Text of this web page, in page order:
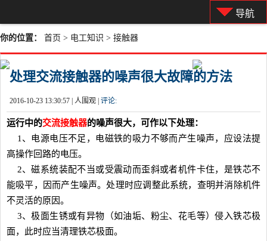
导航
你的位置： 首页 > 电工知识 > 接触器
处理交流接触器的噪声很大故障的方法
2016-10-23 13:30:57 | 人围观 | 评论:
运行中的交流接触器的噪声很大，可作以下处理：
1、电源电压不足，电磁铁的吸力不够而产生噪声，应设法提
高操作回路的电压。
2、磁系统装配不当或受震动而歪斜或者机件卡住，是铁芯不
能吸平，因而产生噪声。处理时应调整此系统，查明并消除机件
不灵活的原因。
3、极面生锈或有异物（如油垢、粉尘、花毛等）侵入铁芯极
面，此时应当清理铁芯极面。